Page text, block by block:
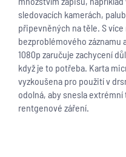
sledovacích kamerách,
připevněných na těle. S
bezproblémového záznamu
1080p zaručuje zachycení
když je to potřeba. Karta
vyzkoušena pro použití v
odolná, aby snesla
rentgenové záření.